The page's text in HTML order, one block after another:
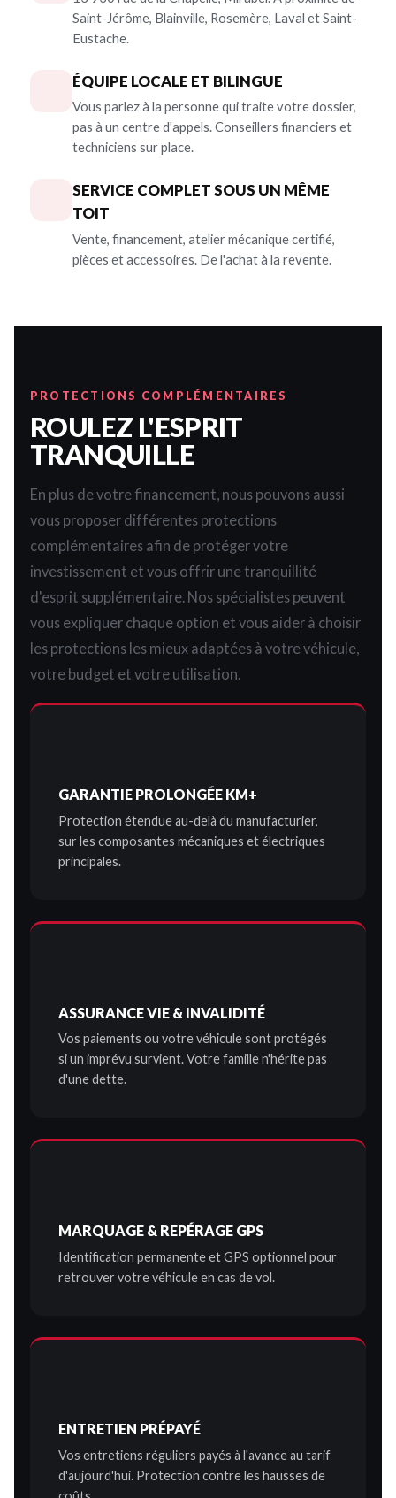
Saint-Jérôme, Blainville, Rosemère, Laval et Saint-
Eustache.
ÉQUIPE LOCALE ET BILINGUE
Vous parlez à la personne qui traite votre dossier,
pas à un centre d'appels. Conseillers financiers et
techniciens sur place.
SERVICE COMPLET SOUS UN MÊME
TOIT
Vente, financement, atelier mécanique certifié,
pièces et accessoires. De l'achat à la revente.
PROTECTIONS COMPLÉMENTAIRES
ROULEZ L'ESPRIT
TRANQUILLE
En plus de votre financement, nous pouvons aussi
vous proposer différentes protections
complémentaires afin de protéger votre
investissement et vous offrir une tranquillité
d'esprit supplémentaire. Nos spécialistes peuvent
vous expliquer chaque option et vous aider à choisir
les protections les mieux adaptées à votre véhicule,
votre budget et votre utilisation.
GARANTIE PROLONGÉE KM+
Protection étendue au-delà du manufacturier,
sur les composantes mécaniques et électriques
principales.
ASSURANCE VIE & INVALIDITÉ
Vos paiements ou votre véhicule sont protégés
si un imprévu survient. Votre famille n'hérite pas
d'une dette.
MARQUAGE & REPÉRAGE GPS
Identification permanente et GPS optionnel pour
retrouver votre véhicule en cas de vol.
ENTRETIEN PRÉPAYÉ
Vos entretiens réguliers payés à l'avance au tarif
d'aujourd'hui. Protection contre les hausses de